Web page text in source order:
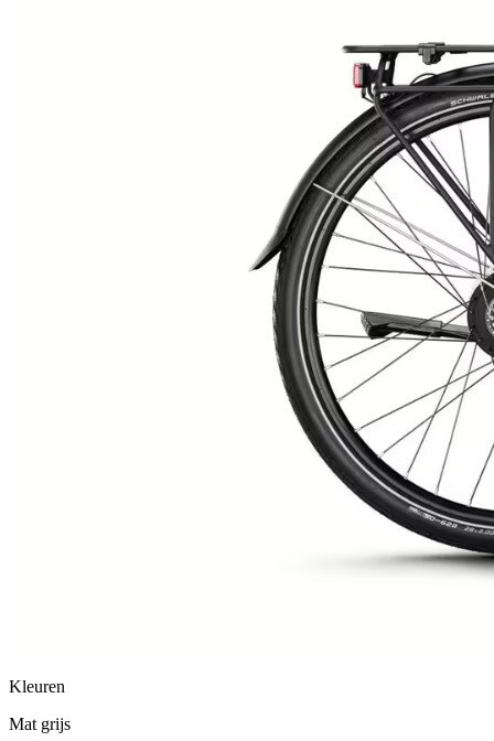
Kleuren
Mat grijs